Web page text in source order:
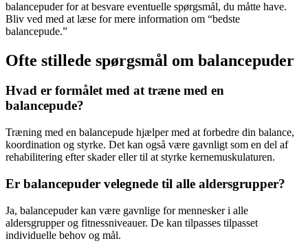
balancepuder for at besvare eventuelle spørgsmål, du måtte have.
Bliv ved med at læse for mere information om “bedste
balancepude.”
Ofte stillede spørgsmål om balancepuder
Hvad er formålet med at træne med en
balancepude?
Træning med en balancepude hjælper med at forbedre din balance,
koordination og styrke. Det kan også være gavnligt som en del af
rehabilitering efter skader eller til at styrke kernemuskulaturen.
Er balancepuder velegnede til alle aldersgrupper?
Ja, balancepuder kan være gavnlige for mennesker i alle
aldersgrupper og fitnessniveauer. De kan tilpasses tilpasset
individuelle behov og mål.